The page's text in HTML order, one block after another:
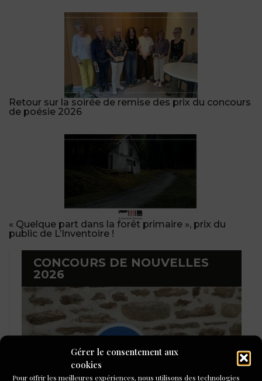
Gérer le consentement aux
cookies
Pour offrir les meilleures expériences, nous utilisons des technologies
Retour sur la soirée de remise des prix du concours
de poésie 2026
« Quelque part dans la forêt primaire », prix du
public de L’Inventoire !
CONCOURS DE NOUVELLES
2026